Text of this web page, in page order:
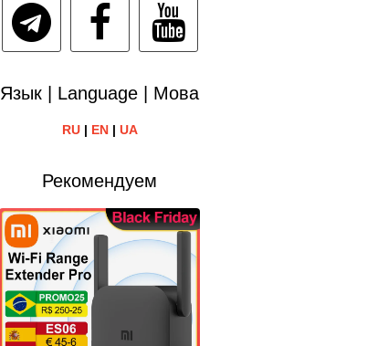
Язык | Language | Мова
RU| EN| UA
Рекомендуем